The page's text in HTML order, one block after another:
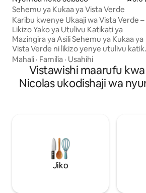
Sehemu ya Kukaa ya Vista Verde
Karibu kwenye Ukaaji wa Vista Verde –
Likizo Yako ya Utulivu Katikati ya
Mazingira ya Asili Sehemu ya Kukaa ya
Vista Verde ni likizo yenye utulivu
ya mazingira ya asili. Likiwa kando ya
na limezungukwa na miti ya matunda
ardhi ya ranchi iliyo wazi, iko maili 20 tu
kutoka milima ya Matagalpa na maili 70
utulivu na haiba halisi ya Nicaragua.
Mahali · Familia · Usahihi
Vistawishi maarufu kwa
Nicolas ukodishaji wa
Jiko